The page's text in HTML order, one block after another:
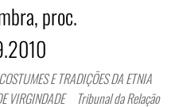
proc.
E TRADIÇÕES DA ETNIA
VIRGINDADE Tribunal da Relação